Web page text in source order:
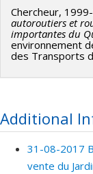
Chercheur,
autoroutiers et
importantes du
environnement
des Transports
Additional
31-08-2017
vente du